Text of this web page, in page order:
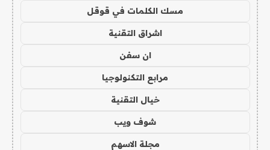
مسك الكلمات في قوقل
اشراق التقنية
ان سفن
مرابع التكنولوجيا
خيال التقنية
شوف ويب
مجلة الاسهم